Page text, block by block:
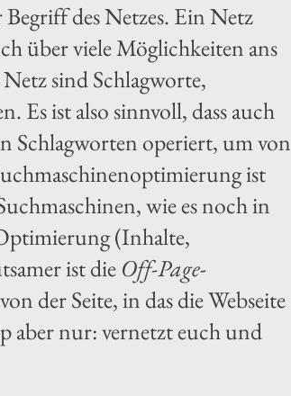
Begriff des Netzes. Ein Netz
über viele Möglichkeiten ans
sind Schlagworte,
Es ist also sinnvoll, dass auch
Schlagworten operiert, um von
ist
wie es noch in
(Inhalte,
ist die Off-Page-
der Seite, in das die Webseite
aber nur: vernetzt euch und